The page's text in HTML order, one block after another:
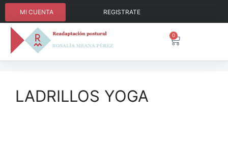
MI CUENTA REGISTRATE
0
LADRILLOS YOGA